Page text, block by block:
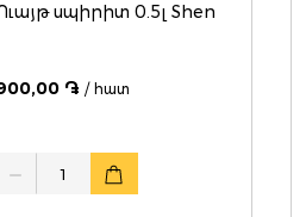
սպիրիտ 0.5լ Shen
֏ / հատ